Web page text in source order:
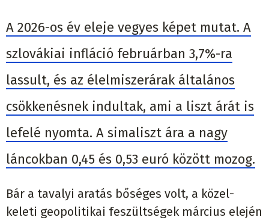
A 2026-os év eleje vegyes képet mutat. A
szlovákiai infláció februárban 3,7%-ra
lassult, és az élelmiszerárak általános
csökkenésnek indultak, ami a liszt árát is
lefelé nyomta. A simaliszt ára a nagy
láncokban 0,45 és 0,53 euró között mozog.
Bár a tavalyi aratás bőséges volt, a közel-
keleti geopolitikai feszültségek március elején